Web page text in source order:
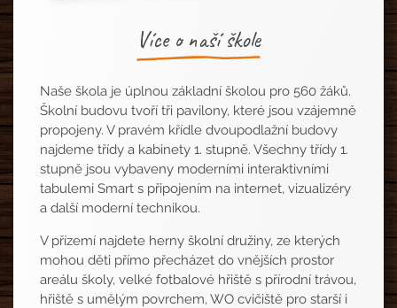
Více o naší škole
Naše škola je úplnou základní školou pro 560 žáků.
Školní budovu tvoří tři pavilony, které jsou vzájemně
propojeny. V pravém křídle dvoupodlažní budovy
najdeme třídy a kabinety 1. stupně. Všechny třídy 1.
stupně jsou vybaveny moderními interaktivními
tabulemi Smart s připojením na internet, vizualizéry
a další moderní technikou.
V přízemí najdete herny školní družiny, ze kterých
mohou děti přímo přecházet do vnějších prostor
areálu školy, velké fotbalové hřiště s přírodní trávou,
hřiště s umělým povrchem, WO cvičiště pro starší i